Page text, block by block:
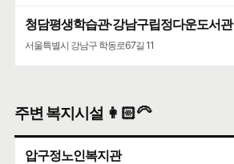
청담평생학습관·강남구립정다운도서관
서울특별시 강남구 학동로67길 11
주변 복지시설 👩🏻‍🦳
압구정노인복지관